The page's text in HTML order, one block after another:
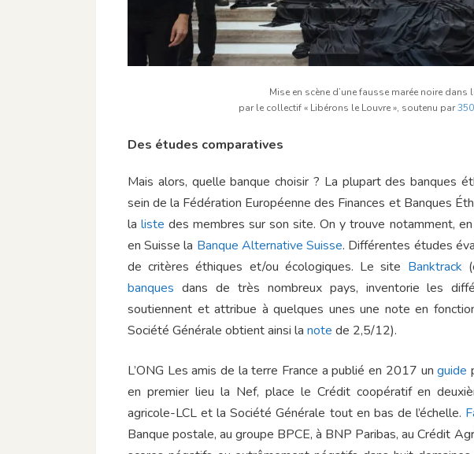
Mise en scène d’une fausse marée noire dans
par le collectif « Libérons le Louvre », soutenu par
Des études comparatives
Mais alors, quelle banque choisir ? La plupart des banques
sein de la Fédération Européenne des Finances et Banques
laliste des membres sur son site. On y trouve notamment, en
en Suisse la Banque Alternative Suisse. Différentes études
de critères éthiques et/ou écologiques. Le site Banktrack
banques dans de très nombreux pays, inventorie les
soutiennent et attribue à quelques unes une note en
Société Générale obtient ainsi la note de 2,5/12).
L’ONG Les amis de la terre France a publié en 2017 unguide
en premier lieu la Nef, place le Crédit coopératif en
agricole-LCL et la Société Générale tout en bas de l’échelle.
Banque postale, au groupe BPCE, à BNP Paribas, au Crédit